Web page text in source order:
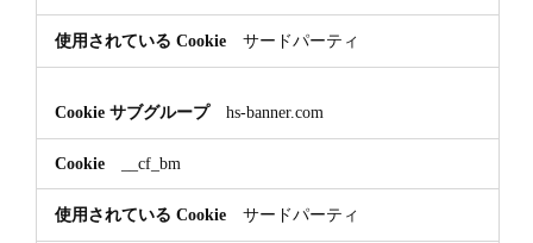
サードパーティ
hs-banner.com
__cf_bm
サードパーティ